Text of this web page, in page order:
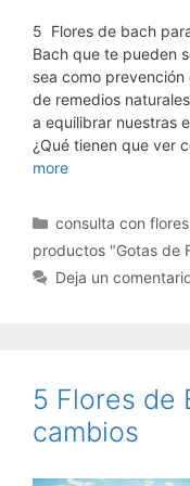
5 Flores de bach
Bach que te pueden
sea como
de remedios
a equilibrar nuestras
¿Qué tienen que ver
more
Categorías
consulta con
productos "Gotas de
Deja un
5 Flores de
cambios